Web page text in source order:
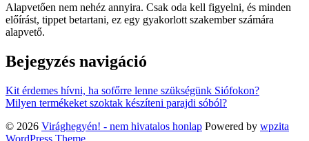
Alapvetően nem nehéz annyira. Csak oda kell figyelni, és minden
előírást, tippet betartani, ez egy gyakorlott szakember számára
alapvető.
Bejegyzés navigáció
Kit érdemes hívni, ha sofőrre lenne szükségünk Siófokon?
Milyen termékeket szoktak készíteni parajdi sóból?
© 2026 Virághegyén! - nem hivatalos honlap Powered by wpzita
WordPress Theme